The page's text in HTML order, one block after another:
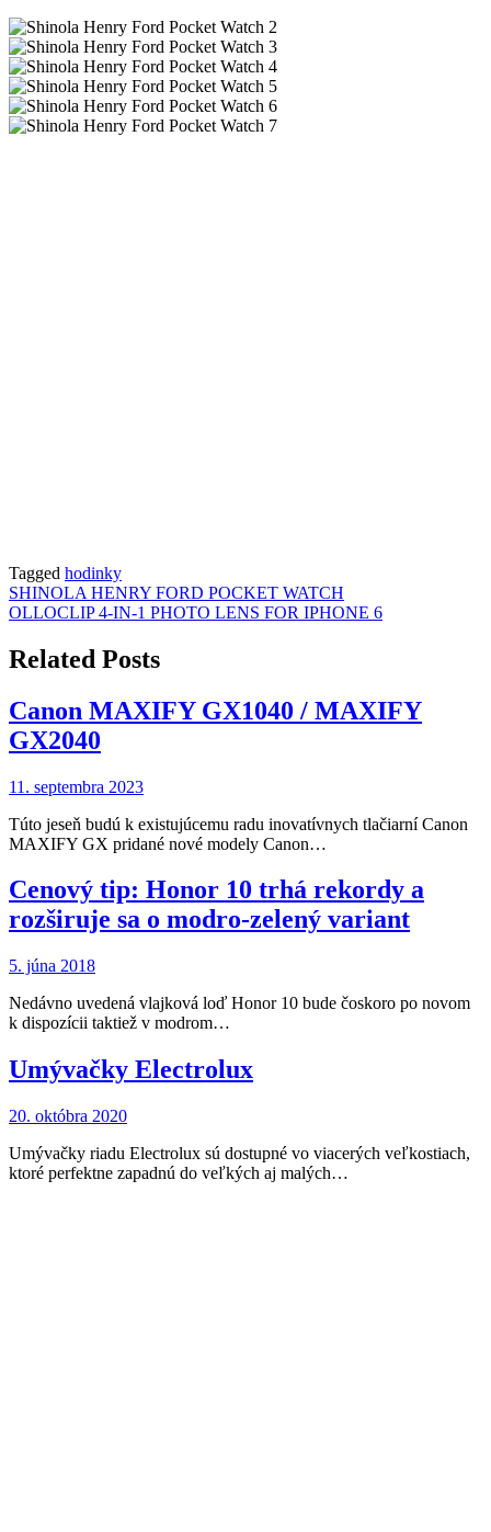
Tagged hodinky
Navigácia
v
článku
SHINOLA HENRY FORD POCKET WATCH
OLLOCLIP 4-IN-1 PHOTO LENS FOR IPHONE 6
Related Posts
Canon MAXIFY GX1040 / MAXIFY
GX2040
11. septembra 2023
Túto jeseň budú k existujúcemu radu inovatívnych tlačiarní Canon
MAXIFY GX pridané nové modely Canon…
Cenový tip: Honor 10 trhá rekordy a
rozširuje sa o modro-zelený variant
5. júna 2018
Nedávno uvedená vlajková loď Honor 10 bude čoskoro po novom
k dispozícii taktiež v modrom…
Umývačky Electrolux
20. októbra 2020
Umývačky riadu Electrolux sú dostupné vo viacerých veľkostiach,
ktoré perfektne zapadnú do veľkých aj malých…